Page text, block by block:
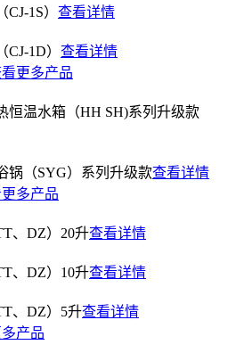
1S） 查看详情
1D） 查看详情
更多产品
恒温水箱（HH SH)系列升级款
锅（SYG）系列升级款查看详情
多产品
、DZ）20升查看详情
、DZ）10升查看详情
、DZ）5升查看详情
产品